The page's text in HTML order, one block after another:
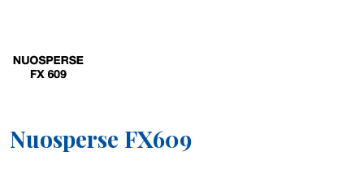
Nuosperse FX609